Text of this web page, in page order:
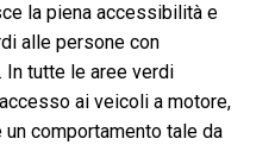
la piena accessibilità e
alle persone con
tutte le aree verdi
ai veicoli a motore,
comportamento tale da